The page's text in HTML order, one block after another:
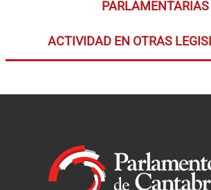
PARLAMENTARIAS
ACTIVIDAD EN OTRAS